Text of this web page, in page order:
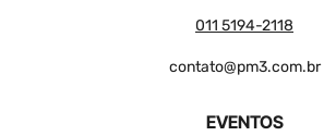
011 5194-2118
contato@pm3.com.br
EVENTOS